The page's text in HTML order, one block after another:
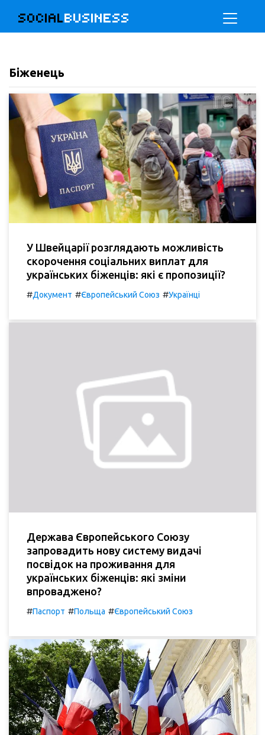
SOCIALBUSINESS
Біженець
У Швейцарії розглядають можливість
скорочення соціальних виплат для
українських біженців: які є пропозиції?
#Документ #Європейський Союз #Українці
Держава Європейського Союзу
запровадить нову систему видачі
посвідок на проживання для
українських біженців: які зміни
впроваджено?
#Паспорт #Польща #Європейський Союз